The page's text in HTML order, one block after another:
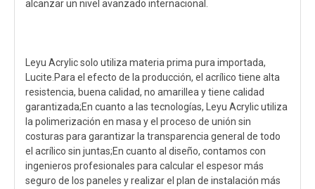
alcanzar un nivel avanzado internacional.
Leyu Acrylic solo utiliza materia prima pura importada,
Lucite.Para el efecto de la producción, el acrílico tiene alta
resistencia, buena calidad, no amarillea y tiene calidad
garantizada;En cuanto a las tecnologías, Leyu Acrylic utiliza
la polimerización en masa y el proceso de unión sin
costuras para garantizar la transparencia general de todo
el acrílico sin juntas;En cuanto al diseño, contamos con
ingenieros profesionales para calcular el espesor más
seguro de los paneles y realizar el plan de instalación más